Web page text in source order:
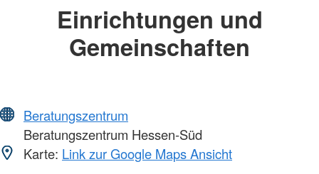
Einrichtungen und
Gemeinschaften
Beratungszentrum
Beratungszentrum Hessen-Süd
Karte: Link zur Google Maps Ansicht